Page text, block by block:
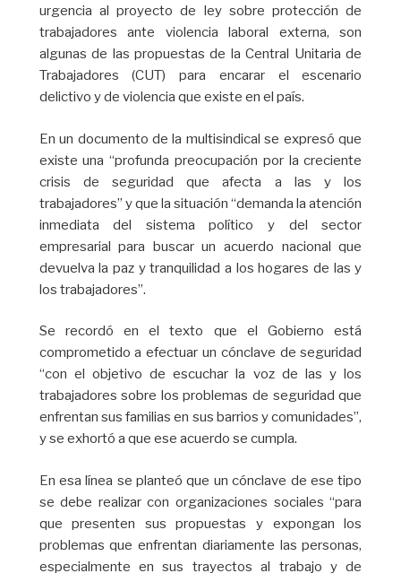
urgencia al proyecto de ley sobre protección de
trabajadores ante violencia laboral externa, son
algunas de las propuestas de la Central Unitaria de
Trabajadores (CUT) para encarar el escenario
delictivo y de violencia que existe en el país.
En un documento de la multisindical se expresó que
existe una “profunda preocupación por la creciente
crisis de seguridad que afecta a las y los
trabajadores” y que la situación “demanda la atención
inmediata del sistema político y del sector
empresarial para buscar un acuerdo nacional que
devuelva la paz y tranquilidad a los hogares de las y
los trabajadores”.
Se recordó en el texto que el Gobierno está
comprometido a efectuar un cónclave de seguridad
“con el objetivo de escuchar la voz de las y los
trabajadores sobre los problemas de seguridad que
enfrentan sus familias en sus barrios y comunidades”,
y se exhortó a que ese acuerdo se cumpla.
En esa línea se planteó que un cónclave de ese tipo
se debe realizar con organizaciones sociales “para
que presenten sus propuestas y expongan los
problemas que enfrentan diariamente las personas,
especialmente en sus trayectos al trabajo y de